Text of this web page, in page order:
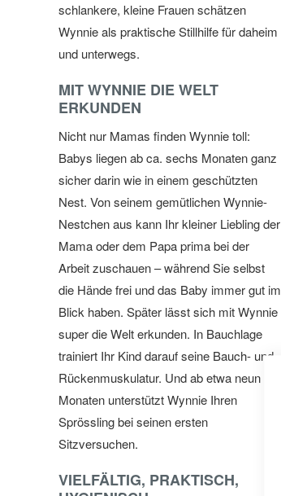
schlankere, kleine Frauen schätzen
Wynnie als praktische Stillhilfe für daheim
und unterwegs.
MIT WYNNIE DIE WELT
ERKUNDEN
Nicht nur Mamas finden Wynnie toll:
Babys liegen ab ca. sechs Monaten ganz
sicher darin wie in einem geschützten
Nest. Von seinem gemütlichen Wynnie-
Nestchen aus kann Ihr kleiner Liebling der
Mama oder dem Papa prima bei der
Arbeit zuschauen – während Sie selbst
die Hände frei und das Baby immer gut im
Blick haben. Später lässt sich mit Wynnie
super die Welt erkunden. In Bauchlage
trainiert Ihr Kind darauf seine Bauch- und
Rückenmuskulatur. Und ab etwa neun
Monaten unterstützt Wynnie Ihren
Sprössling bei seinen ersten
Sitzversuchen.
VIELFÄLTIG, PRAKTISCH,